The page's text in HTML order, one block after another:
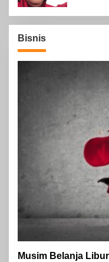
Bisnis
Musim Belanja